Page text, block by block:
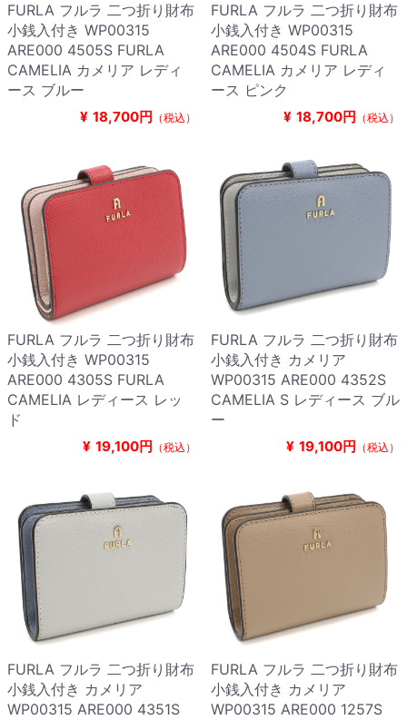
FURLA フルラ 二つ折り財布
小銭入付き WP00315
ARE000 4505S FURLA
CAMELIA カメリア レディ
ース ブルー
¥ 18,700円 （税込）
FURLA フルラ 二つ折り財布
小銭入付き WP00315
ARE000 4504S FURLA
CAMELIA カメリア レディ
ース ピンク
¥ 18,700円 （税込）
FURLA フルラ 二つ折り財布
小銭入付き WP00315
ARE000 4305S FURLA
CAMELIA レディース レッ
ド
¥ 19,100円 （税込）
FURLA フルラ 二つ折り財布
小銭入付き カメリア
WP00315 ARE000 4352S
CAMELIA S レディース ブル
ー
¥ 19,100円 （税込）
FURLA フルラ 二つ折り財布
小銭入付き カメリア
WP00315 ARE000 4351S
FURLA フルラ 二つ折り財布
小銭入付き カメリア
WP00315 ARE000 1257S